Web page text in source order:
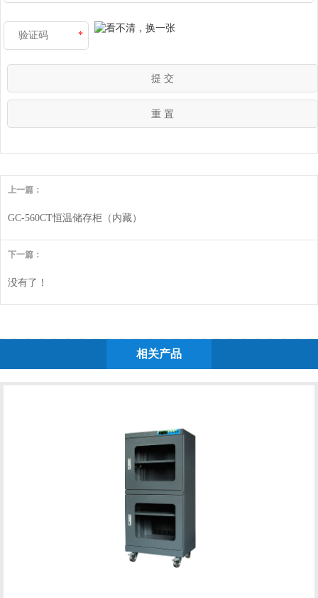
*
上一篇：
GC-560CT恒温储存柜（内藏）
下一篇：
没有了！
相关产品